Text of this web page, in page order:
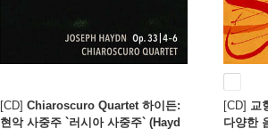
[CD] Chiaroscuro Quartet 하이든:
현악 사중주 `러시아 사중주` (Hayd
[CD] 교
다양한